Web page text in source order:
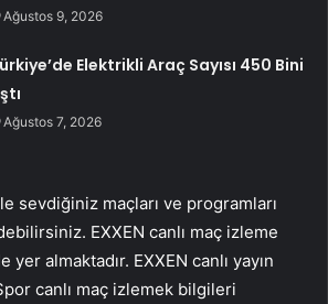
Ağustos 9, 2026
Elektrikli Araç Sayısı 450 Bini
Ağustos 7, 2026
sevdiğiniz maçları ve programları
EXXEN canlı maç izleme
almaktadır. EXXEN canlı yayın
canlı maç izlemek bilgileri